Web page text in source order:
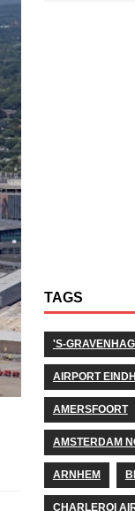
TAGS
'S-
AIRPORT
AMERSFOORT
AMSTERDAM
ARNHEM
CHARLEROI